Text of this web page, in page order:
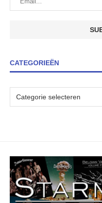
CATEGORIEËN